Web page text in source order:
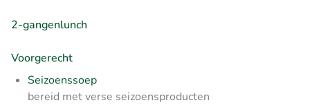
2-gangenlunch
Voorgerecht
Seizoenssoep
bereid met verse seizoensproducten